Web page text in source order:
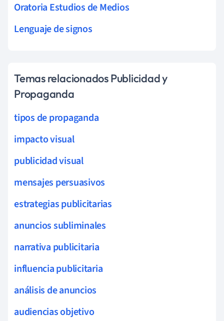
Oratoria Estudios de Medios
Lenguaje de signos
Temas relacionados Publicidad y
Propaganda
tipos de propaganda
impacto visual
publicidad visual
mensajes persuasivos
estrategias publicitarias
anuncios subliminales
narrativa publicitaria
influencia publicitaria
análisis de anuncios
audiencias objetivo